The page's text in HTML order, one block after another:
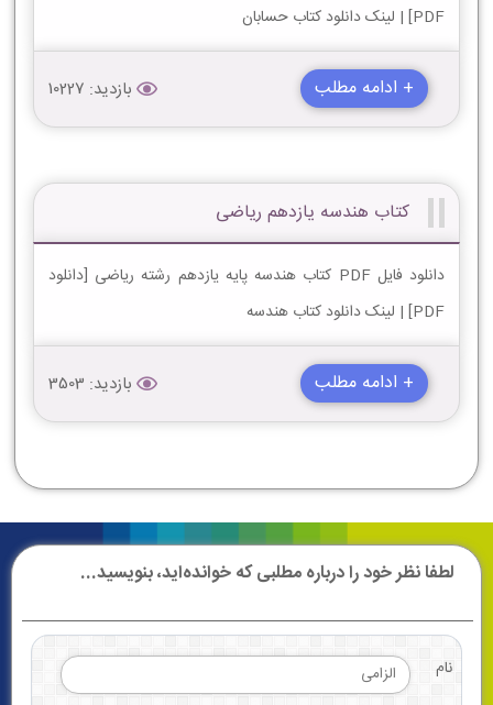
PDF] | لینک دانلود کتاب حسابان
+ ادامه مطلب بازدید: 10227
کتاب هندسه یازدهم ریاضی
دانلود فایل PDF کتاب هندسه پایه یازدهم رشته ریاضی [دانلود
PDF] | لینک دانلود کتاب هندسه
+ ادامه مطلب بازدید: 3503
لطفا نظر خود را درباره مطلبی که خوانده‌اید، بنویسید...
نام